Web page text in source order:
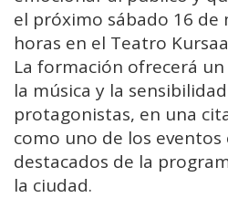
el próximo sábado 16 de
horas en el Teatro
La formación ofrecerá
la música y la
protagonistas, en una
como uno de los
destacados de la
la ciudad.